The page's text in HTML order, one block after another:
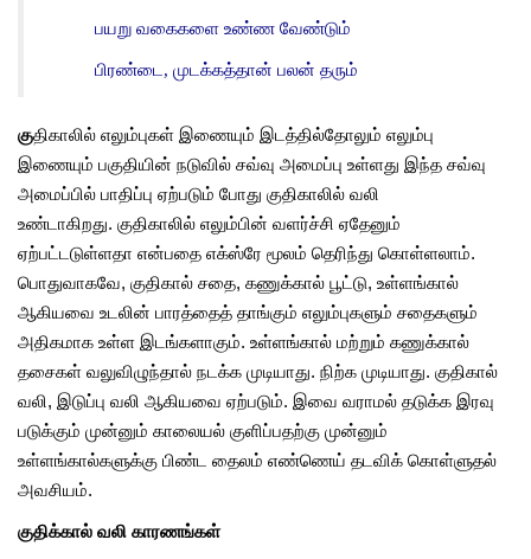
பயறு வகைகளை உண்ண வேண்டும்
பிரண்டை, முடக்கத்தான் பலன் தரும்
குதிகாலில் எலும்புகள் இணையும் இடத்தில்தோலும் எலும்பு
இணையும் பகுதியின் நடுவில் சவ்வு அமைப்பு உள்ளது இந்த சவ்வு
அமைப்பில் பாதிப்பு ஏற்படும் போது குதிகாலில் வலி
உண்டாகிறது. குதிகாலில் எலும்பின் வளர்ச்சி ஏதேனும்
ஏற்பட்டடுள்ளதா என்பதை எக்ஸ்ரே மூலம் தெரிந்து கொள்ளலாம்.
பொதுவாகவே, குதிகால் சதை, கணுக்கால் பூட்டு, உள்ளங்கால்
ஆகியவை உடலின் பாரத்தைத் தாங்கும் எலும்புகளும் சதைகளும்
அதிகமாக உள்ள இடங்களாகும். உள்ளங்கால் மற்றும் கணுக்கால்
தசைகள் வலுவிழுந்தால் நடக்க முடியாது. நிற்க முடியாது. குதிகால்
வலி, இடுப்பு வலி ஆகியவை ஏற்படும். இவை வராமல் தடுக்க இரவு
படுக்கும் முன்னும் காலையல் குளிப்பதற்கு முன்னும்
உள்ளங்கால்களுக்கு பிண்ட தைலம் எண்ணெய் தடவிக் கொள்ளுதல்
அவசியம்.
குதிக்கால் வலி காரணங்கள்